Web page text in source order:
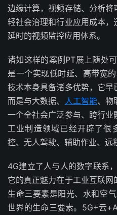
边缘计算，视频存储、分析
轻社会治理和行业应用成本
延时的视频监控应用体系。
诸如这样的案例PT展上随处
是一个实现低时延、高带宽
技术本身具备诸多优势，它早
而是与大数据、
人工智能、物
一个全社会广泛参与、跨行
工业制造领域已经开辟了很
控、无人驾驶、辅助作业、远
4G建立了人与人的数字联系
它的真正魅力在于工业互联
生命三要素是阳光、水和空气
世界的生命三要素。5G+云